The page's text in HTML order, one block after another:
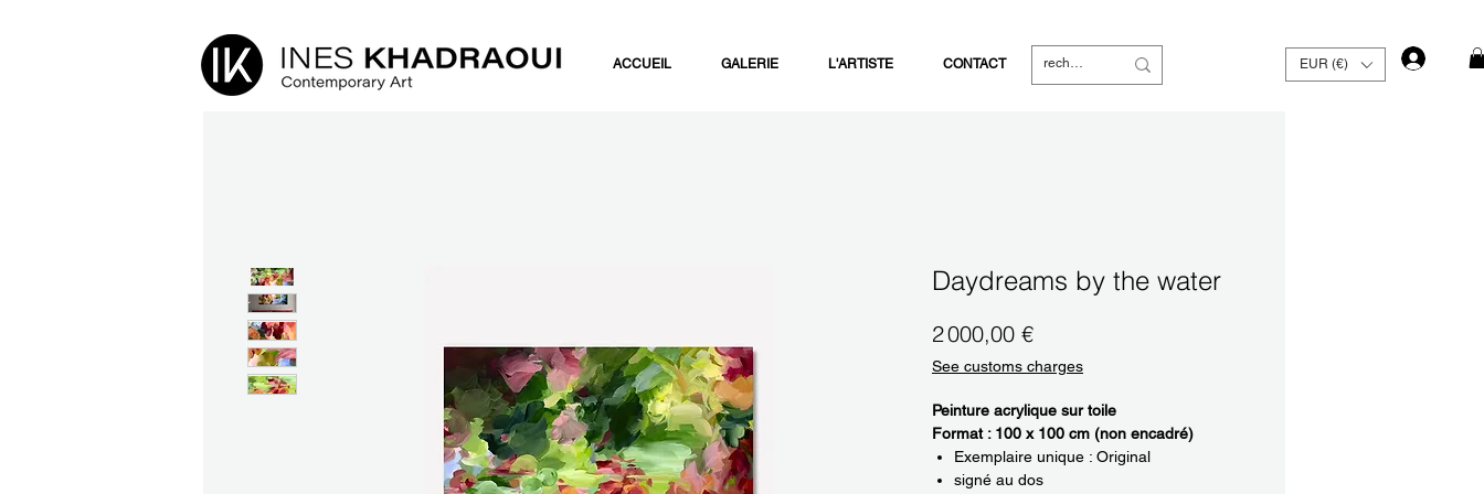
ACCUEIL GALERIE L'ARTISTE CONTACT EUR (€) Se
Daydreams by the water
2 000,00 €Prix
See customs charges
Peinture acrylique sur toile
Format : 100 x 100 cm (non encadré)
Exemplaire unique : Original
signé au dos